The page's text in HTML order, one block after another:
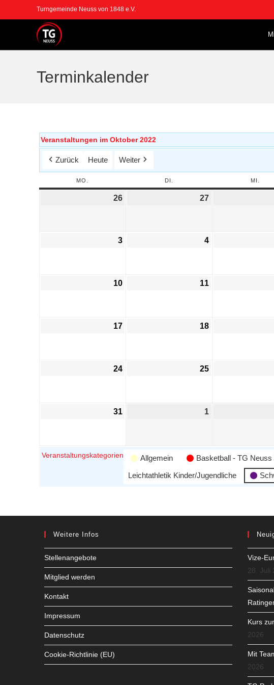
Turngemeinde Neuss von 1848 e.V.
Terminkalender
Veranstaltungen im Oktober 2022
Zurück Heute Weiter
MO. DI. MI.
26 27
3 4
10 11
17 18
24 25
31 1
Veranstaltungskategorien Allgemein Basketball - TG Neuss
Leichtathletik Kinder/Jugendliche
Weitere Infos
Stellenangebote
Mitglied werden
Kontakt
Impressum
Datenschutz
Cookie-Richtlinie (EU)
Vize-
28. Juli
Kurs
2026
Mit
2026